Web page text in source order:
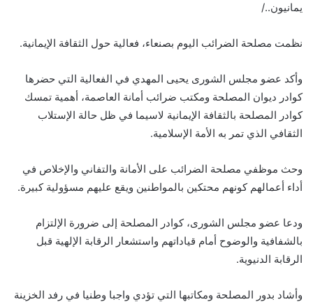
يمانيون../
نظمت مصلحة الضرائب اليوم بصنعاء، فعالية حول الثقافة الإيمانية.
وأكد عضو مجلس الشورى يحيى المهدي في الفعالية التي حضرها
كوادر ديوان المصلحة ومكتب ضرائب أمانة العاصمة، أهمية تمسك
كوادر المصلحة بالثقافة الإيمانية لاسيما في ظل حالة الإستلاب
الثقافي الذي تمر به الأمة الإسلامية.
وحث موظفي مصلحة الضرائب على الأمانة والتفاني والإخلاص في
أداء أعمالهم كونهم محتكين بالمواطنين ويقع عليهم مسؤولية كبيرة.
ودعا عضو مجلس الشورى، كوادر المصلحة إلى ضرورة الإلتزام
بالشفافية والوضوح أمام قياداتهم واستشعار الرقابة الإلهية قبل
الرقابة الدنيوية.
وأشاد بدور المصلحة ومكاتبها التي تؤدي واجبا وطنيا في رفد الخزينة